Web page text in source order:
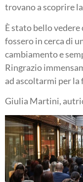
trovano a scoprire
È stato bello
fossero in cerca di
cambiamento e
Ringrazio
ad ascoltarmi per
Giulia Martini,